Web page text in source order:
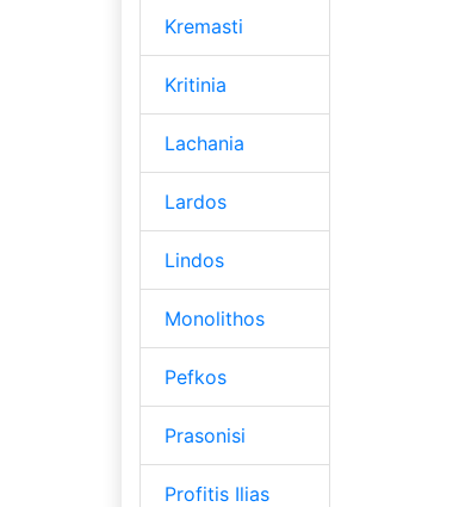
Kremasti
Kritinia
Lachania
Lardos
Lindos
Monolithos
Pefkos
Prasonisi
Profitis Ilias